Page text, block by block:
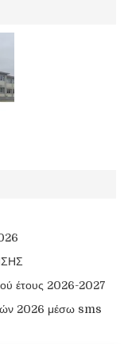
έτους 2026-2027
2026 μέσω sms